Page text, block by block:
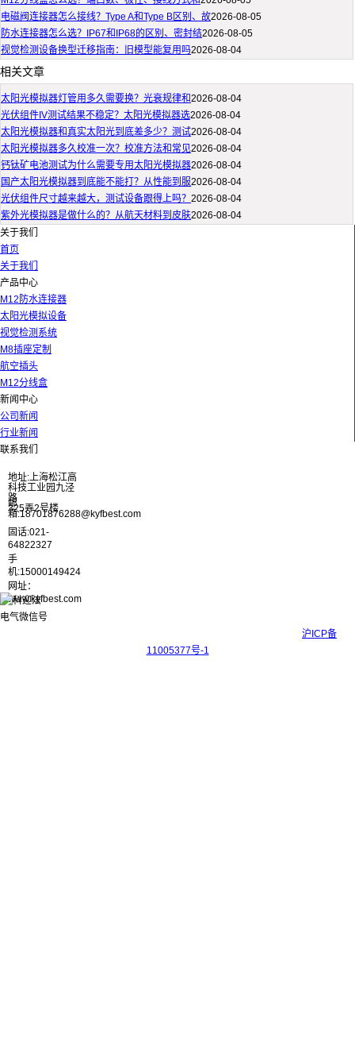
电磁阀连接器怎么接线？Type A和Type B区别、故2026-08-05
防水连接器怎么选？IP67和IP68的区别、密封结2026-08-05
视觉检测设备换型迁移指南：旧模型能复用吗2026-08-04
相关文章
太阳光模拟器灯管用多久需要换？光衰规律和2026-08-04
光伏组件IV测试结果不稳定？太阳光模拟器选2026-08-04
太阳光模拟器和真实太阳光到底差多少？测试2026-08-04
太阳光模拟器多久校准一次？校准方法和常见2026-08-04
钙钛矿电池测试为什么需要专用太阳光模拟器2026-08-04
国产太阳光模拟器到底能不能打？从性能到服2026-08-04
光伏组件尺寸越来越大，测试设备跟得上吗？ 2026-08-04
紫外光模拟器是做什么的？从航天材料到皮肤2026-08-04
关于我们
首页
关于我们
产品中心
M12防水连接器
太阳光模拟设备
视觉检测系统
M8插座定制
航空插头
M12分线盒
新闻中心
公司新闻
行业新闻
联系我们
地址:上海松江高
科技工业园九泾
路
325弄2号楼
邮
箱:18701876288@kyfbest.com
固话:021-
64822327
手
机:15000149424
网址：
www.kyfbest.com
沪ICP备
11005377号-1